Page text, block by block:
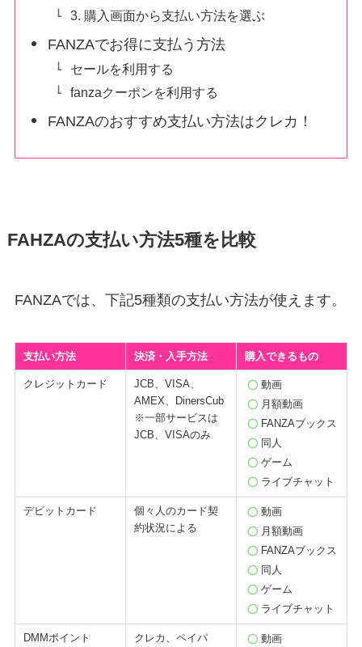
3. 購入画面から支払い方法を選ぶ
FANZAでお得に支払う方法
セールを利用する
fanzaクーポンを利用する
FANZAのおすすめ支払い方法はクレカ！
FAHZAの支払い方法5種を比較
FANZAでは、下記5種類の支払い方法が使えます。
支払い方法 決済・入手方法 購入できるもの
クレジットカード
JCB、VISA、
AMEX、DinersCub
※一部サービスは
JCB、VISAのみ
動画
月額動画
FANZAブックス
同人
ゲーム
ライブチャット
デビットカード
個々人のカード契
約状況による
動画
月額動画
FANZAブックス
同人
ゲーム
ライブチャット
DMMポイント
クレカ、ペイパ
動画